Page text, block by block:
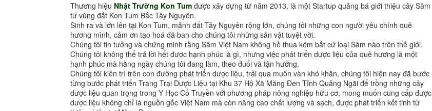
Thương hiệu Nhật Trường Kon Tum được xây dựng từ năm 2013, là một Startup quảng bá giới thiệu cây Sâm
từ vùng đất Kon Tum Bắc Tây Nguyên.
Sinh ra và lớn lên tại Kon Tum, mảnh đất Tây Nguyên rộng lớn, chúng tôi những con người yêu chính quê
hương mình, cảm ơn tạo hoá đã ban cho chúng tôi những sản vật tuyệt vời.
Chúng tôi tin tưởng và chứng minh rằng Sâm Việt Nam không hề thua kém bất cứ loại Sâm nào trên thế giới.
Chúng tôi không thể trả lời hết được hạnh phúc là gì, nhưng việc phát triển dược liệu của quê hương là một
hạnh phúc mà hằng ngày chúng tôi đang làm, theo đuổi và tận hưởng.
Chúng tôi kiên trì trên con đường phát triển dược liệu, trải qua muôn vàn khó khăn, chúng tôi hiện nay đã bước
từng bước phát triển Trang Trại Dược Liệu tại Khu 37 Hộ Xã Măng Đen Tỉnh Quảng Ngãi để trồng những cây
dược liệu quan trọng trong Y Học Cổ Truyền với phương pháp nông nghiệp hữu cơ, mong muốn cung cấp được
dược liệu không chỉ là nguồn gốc Việt Nam mà còn nâng cao chất lượng và sạch, được phát triển kết tinh từ